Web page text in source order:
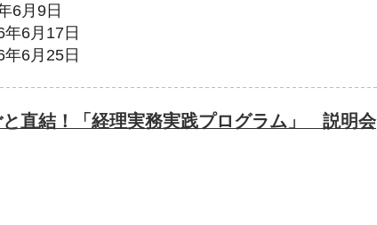
6月9日
年6月17日
年6月25日
直結！「経理実務実践プログラム」 説明会